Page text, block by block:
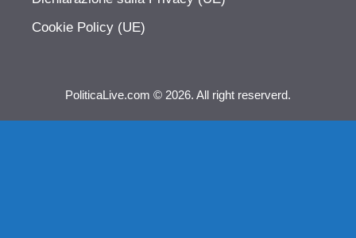
Cookie Policy (UE)
PoliticaLive.com © 2026. All right reserverd.